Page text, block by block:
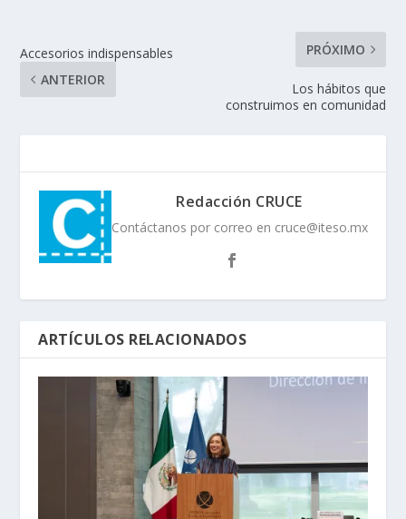
Accesorios indispensables
ANTERIOR
PRÓXIMO
Los hábitos que
construimos en comunidad
Redacción CRUCE
Contáctanos por correo en cruce@iteso.mx
ARTÍCULOS RELACIONADOS